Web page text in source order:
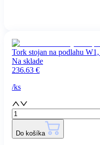
Tork stojan na podlahu
Na sklade
236.63 €
/ks
Do košíka